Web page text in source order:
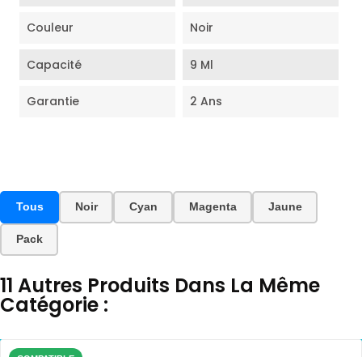
Couleur Noir
Capacité 9 Ml
Garantie 2 Ans
Tous Noir Cyan Magenta Jaune
Pack
11 Autres Produits Dans La Même
Catégorie :